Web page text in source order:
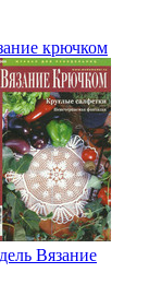
крючком
Вязание